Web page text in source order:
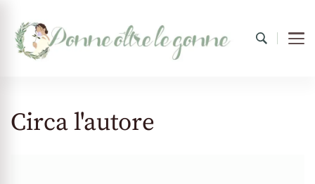
Circa l'autore